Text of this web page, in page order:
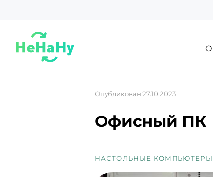
Опубликован 27.10.2023
Офисный ПК
НАСТОЛЬНЫЕ КОМПЬЮТЕРЫ